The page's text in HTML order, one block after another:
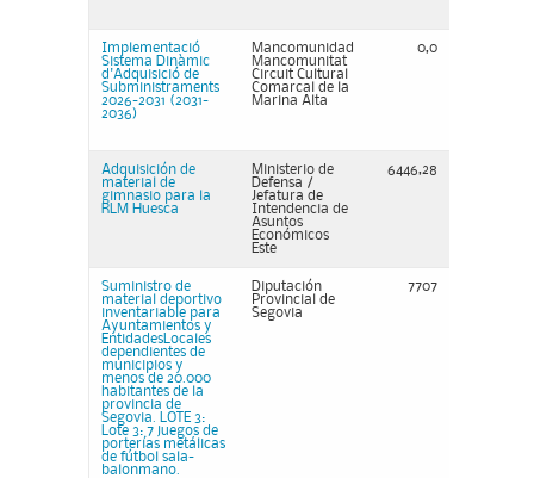
Implementació
Sistema Dinàmic
d'Adquisició de
Subministraments
2026-2031 (2031-
2036)
Mancomunidad
Mancomunitat
Circuit Cultural
Comarcal de la
Marina Alta
0,0
Adquisición de
material de
gimnasio para la
RLM Huesca
Ministerio de
Defensa /
Jefatura de
Intendencia de
Asuntos
Económicos
Este
6446,28
Suministro de
material deportivo
inventariable para
Ayuntamientos y
EntidadesLocales
dependientes de
municipios y
menos de 20.000
habitantes de la
provincia de
Segovia. LOTE 3:
Lote 3: 7 juegos de
porterías metálicas
de fútbol sala-
balonmano.
Diputación
Provincial de
Segovia
7707